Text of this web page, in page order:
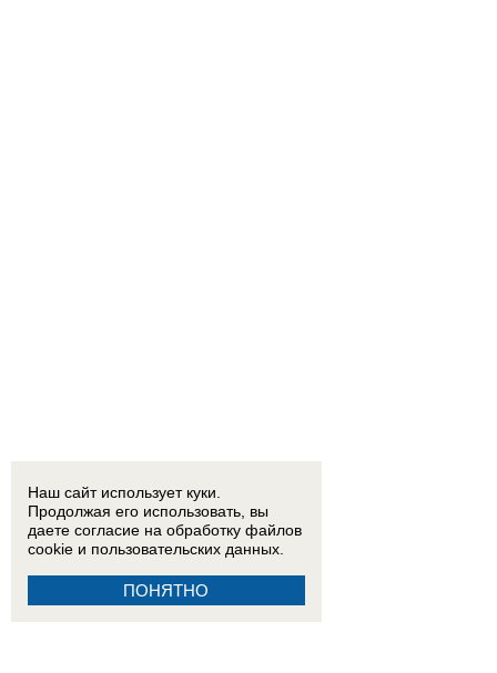
Наш сайт использует куки.
Продолжая его использовать, вы
даете согласие на обработку файлов
cookie и пользовательских данных.
ПОНЯТНО